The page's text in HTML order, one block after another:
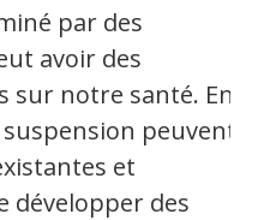
par des
avoir des
sur notre santé. En
peuvent
et
développer des